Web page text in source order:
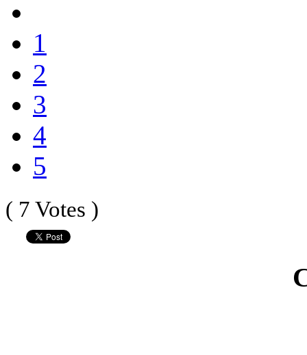
1
2
3
4
5
( 7 Votes )